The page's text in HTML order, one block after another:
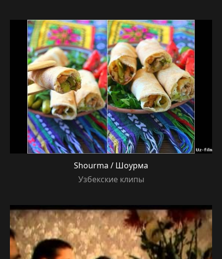
Shourma / Шоурма
Узбекские клипы